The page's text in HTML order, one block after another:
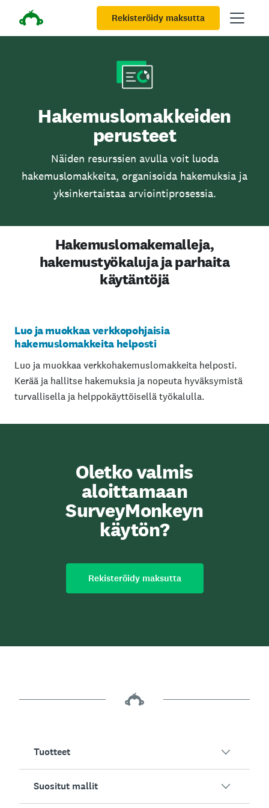
Rekisteröidy maksutta
Hakemuslomakkeiden
perusteet
Näiden resurssien avulla voit luoda
hakemuslomakkeita, organisoida hakemuksia ja
yksinkertaistaa arviointiprosessia.
Hakemuslomakemalleja,
hakemustyökaluja ja parhaita
käytäntöjä
Luo ja muokkaa verkkopohjaisia
hakemuslomakkeita helposti
Luo ja muokkaa verkkohakemuslomakkeita helposti.
Kerää ja hallitse hakemuksia ja nopeuta hyväksymistä
turvallisella ja helppokäyttöisellä työkalulla.
Oletko valmis
aloittamaan
SurveyMonkeyn
käytön?
Rekisteröidy maksutta
Tuotteet
Suositut mallit